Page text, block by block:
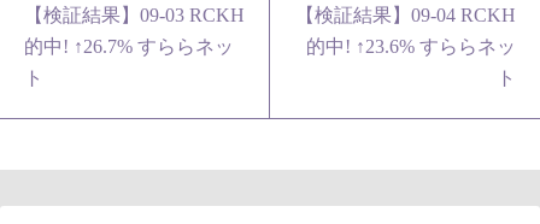
【検証結果】09-03 RCKH
的中! ↑26.7% すららネッ
ト
【検証結果】09-04 RCKH
的中! ↑23.6% すららネッ
ト